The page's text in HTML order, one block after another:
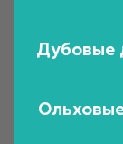
Дубовые